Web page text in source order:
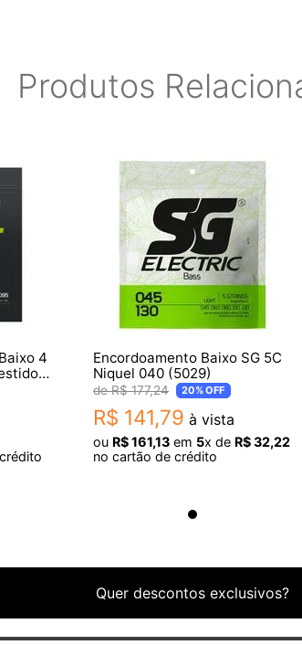
Produtos
4
Encordoamento Baixo SG 5C
Niquel 040 (5029)
R$ 177,24 20%OFF
R$ 141,79 à vista
ou R$161,13 em 5x de R$32,22
no cartão de crédito
Quer descontos exclusivos?